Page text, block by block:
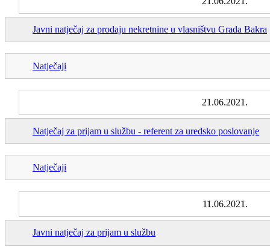
Javni natječaj za prodaju nekretnine u vlasništvu Grada Bakra
Natječaji
21.06.2021.
Natječaj za prijam u službu - referent za uredsko poslovanje
Natječaji
11.06.2021.
Javni natječaj za prijam u službu